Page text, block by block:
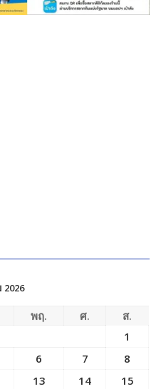
2026
พฤ. ศ.
ส.
1
6 7
8
13 14
15